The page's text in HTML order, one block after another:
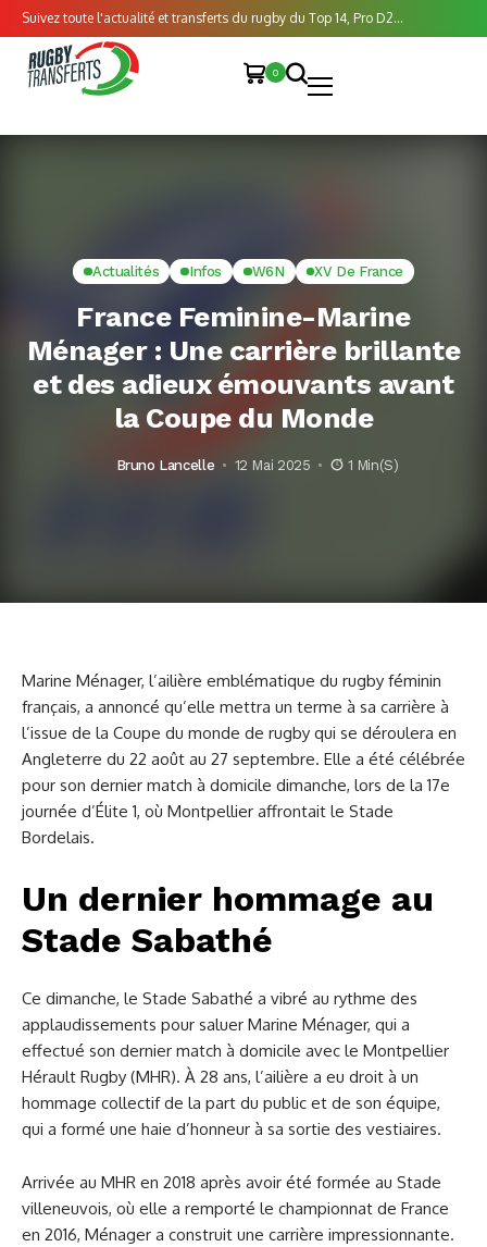
Suivez toute l'actualité et transferts du rugby du Top 14, Pro D2...
0
Actualités Infos W6N XV De France
France Feminine-Marine
Ménager : Une carrière brillante
et des adieux émouvants avant
la Coupe du Monde
Bruno Lancelle 12 Mai 2025 1 Min(s)
Marine Ménager, l’ailière emblématique du rugby féminin
français, a annoncé qu’elle mettra un terme à sa carrière à
l’issue de la Coupe du monde de rugby qui se déroulera en
Angleterre du 22 août au 27 septembre. Elle a été célébrée
pour son dernier match à domicile dimanche, lors de la 17e
journée d’Élite 1, où Montpellier affrontait le Stade
Bordelais.
Un dernier hommage au
Stade Sabathé
Ce dimanche, le Stade Sabathé a vibré au rythme des
applaudissements pour saluer Marine Ménager, qui a
effectué son dernier match à domicile avec le Montpellier
Hérault Rugby (MHR). À 28 ans, l’ailière a eu droit à un
hommage collectif de la part du public et de son équipe,
qui a formé une haie d’honneur à sa sortie des vestiaires.
Arrivée au MHR en 2018 après avoir été formée au Stade
villeneuvois, où elle a remporté le championnat de France
en 2016, Ménager a construit une carrière impressionnante.